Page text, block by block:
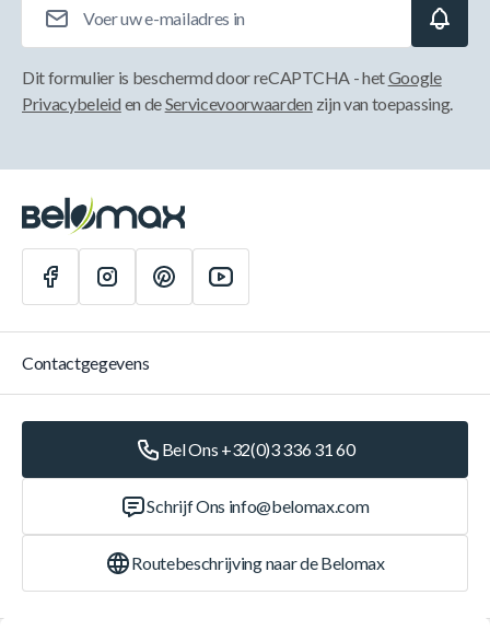
Dit formulier is beschermd door reCAPTCHA - hetGoogle
Privacybeleid en deServicevoorwaarden zijn van toepassing.
Contactgegevens
Bel Ons +32(0)3 336 31 60
Schrijf Ons info@belomax.com
Routebeschrijving naar de Belomax